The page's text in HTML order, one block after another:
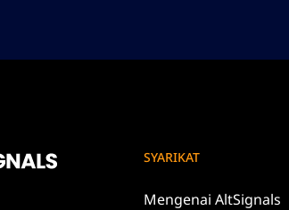
SYARIKAT
Mengenai AltSignals